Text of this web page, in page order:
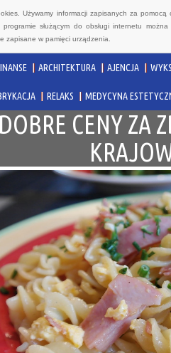
Używamy informacji zapisanych za
służącym do obsługi internetu
zapisane w pamięci urządzenia.
ARCHITEKTURA AJENCJA
RELAKS MEDYCYNA
DOBRE CENY ZA